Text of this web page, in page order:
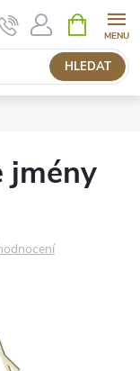
HLEDAT
NÁKUPNÍ
KOŠÍK
jmény